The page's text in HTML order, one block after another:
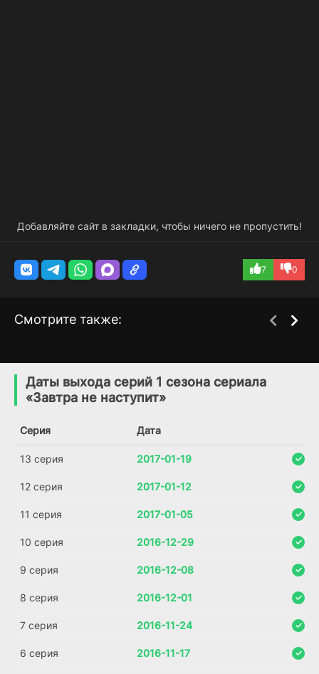
Добавляйте сайт в закладки, чтобы ничего не пропустить!
7 0
Смотрите также:
7.4 7.7
Даты выхода серий 1 сезона сериала
«Завтра не наступит»
Серия Дата
13 серия 2017-01-19
12 серия 2017-01-12
11 серия 2017-01-05
10 серия 2016-12-29
9 серия 2016-12-08
8 серия 2016-12-01
7 серия 2016-11-24
6 серия 2016-11-17